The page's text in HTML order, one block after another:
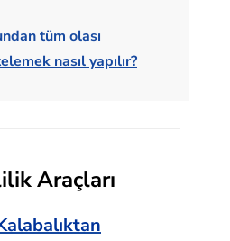
tüm olası
nasıl yapılır?
Araçları